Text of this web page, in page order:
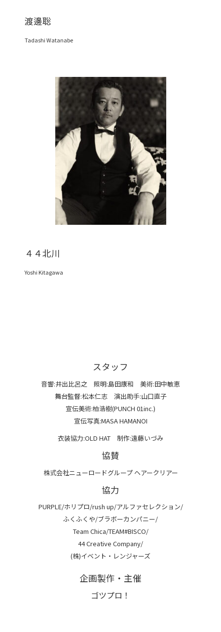
渡邊聡
Tadashi Watanabe
４４北川
Yoshi Kitagawa
スタッフ
音響:井出比呂之 照明:島田康和 美術:田中敏恵
舞台監督:松本仁志 演出助手:山口直子
宣伝美術:柏浩樹(PUNCH 01inc.)
宣伝写真:MASA HAMANOI
衣装協力:OLD HAT 制作:遠藤いづみ
協賛
株式会社ニューロードグループ ヘアークリアー
協力
PURPLE/ホリプロ/rush up/アルファセレクション/
ふくふくや/ブラボーカンパニー/
Team Chica/TEAM#BISCO/
44 Creative Company/
(株)イベント・レンジャーズ
企画製作・主催
ゴツプロ！